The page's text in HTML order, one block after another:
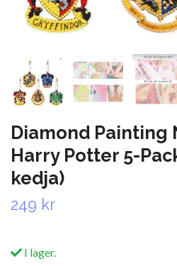
Diamond Painting
Harry Potter 5-
kedja)
249 kr
I lager.